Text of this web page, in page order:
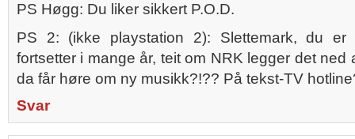
PS Høgg: Du liker sikkert P.O.D.
PS 2: (ikke playstation 2): Slettemark, du er
fortsetter i mange år, teit om NRK legger det ned
da får høre om ny musikk?!?? På tekst-TV
Svar